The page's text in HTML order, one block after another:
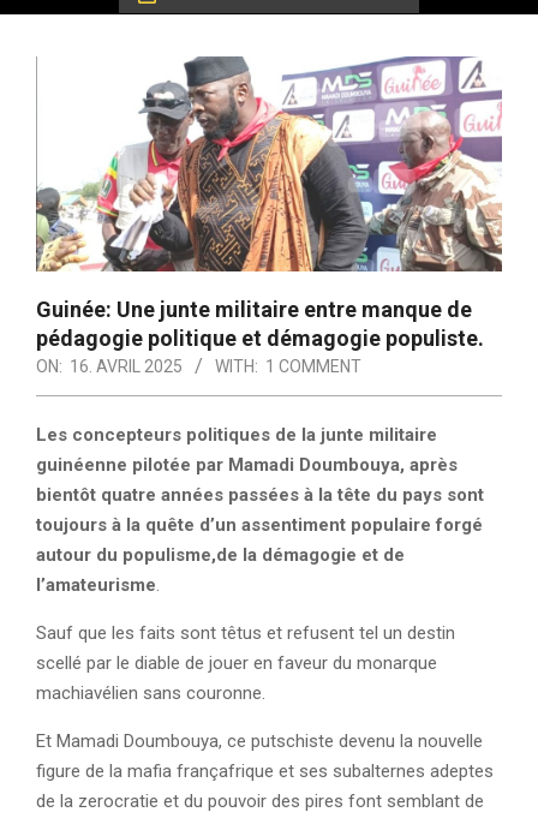
Guinée: Une junte militaire entre manque de
pédagogie politique et démagogie populiste.
ON: 16. AVRIL 2025 WITH: 1 COMMENT
Les concepteurs politiques de la junte militaire
guinéenne pilotée par Mamadi Doumbouya, après
bientôt quatre années passées à la tête du pays sont
toujours à la quête d’un assentiment populaire forgé
autour du populisme,de la démagogie et de
l’amateurisme.
Sauf que les faits sont têtus et refusent tel un destin
scellé par le diable de jouer en faveur du monarque
machiavélien sans couronne.
Et Mamadi Doumbouya, ce putschiste devenu la nouvelle
figure de la mafia françafrique et ses subalternes adeptes
de la zerocratie et du pouvoir des pires font semblant de